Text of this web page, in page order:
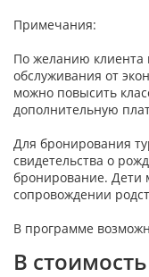
Примечания:
По желанию клиента
обслуживания от
можно повысить
дополнительную
Для бронирования
свидетельства о
бронирование. Дети
сопровождении
В программе
В